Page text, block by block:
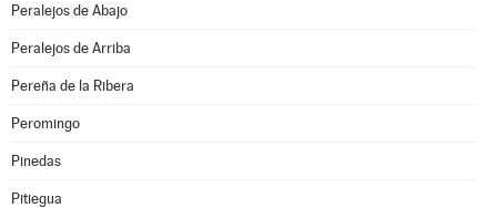
Peralejos de Abajo
Peralejos de Arriba
Pereña de la Ribera
Peromingo
Pinedas
Pitiegua